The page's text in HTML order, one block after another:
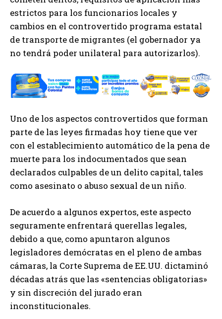
estrictos para los funcionarios locales y
cambios en el controvertido programa estatal
de transporte de migrantes (el gobernador ya
no tendrá poder unilateral para autorizarlos).
Uno de los aspectos controvertidos que forman
parte de las leyes firmadas hoy tiene que ver
con el establecimiento automático de la pena de
muerte para los indocumentados que sean
declarados culpables de un delito capital, tales
como asesinato o abuso sexual de un niño.
De acuerdo a algunos expertos, este aspecto
seguramente enfrentará querellas legales,
debido a que, como apuntaron algunos
legisladores demócratas en el pleno de ambas
cámaras, la Corte Suprema de EE.UU. dictaminó
décadas atrás que las «sentencias obligatorias»
y sin discreción del jurado eran
inconstitucionales.